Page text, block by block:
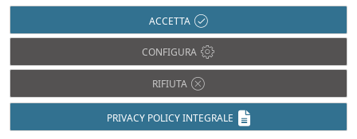
Bambù
Cemento
Ceramica
Pietra
Plastica
PVC
Rame
Vetro
ACCETTA
CONFIGURA
RIFIUTA
PRIVACY POLICY INTEGRALE